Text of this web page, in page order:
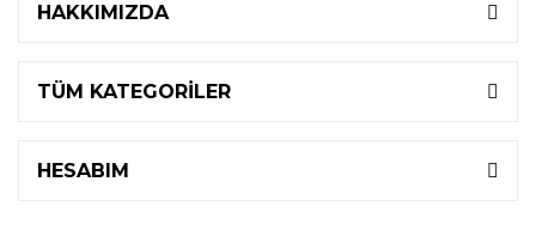
HAKKIMIZDA
TÜM KATEGORİLER
HESABIM